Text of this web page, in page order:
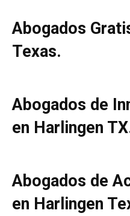
Abogados
Texas.
Abogados de
en Harlingen
Abogados de
en Harlingen